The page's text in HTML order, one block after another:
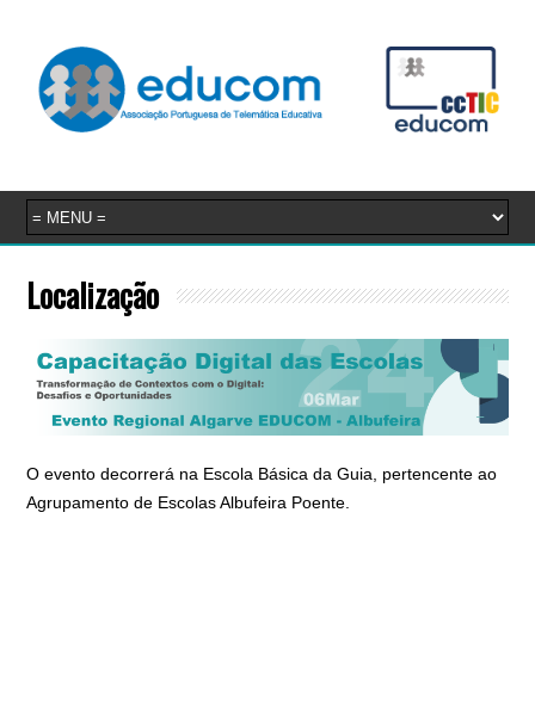
Localização
O evento decorrerá na Escola Básica da Guia, pertencente ao
Agrupamento de Escolas Albufeira Poente.